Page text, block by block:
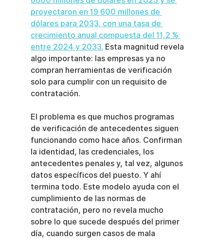
proyectaron en 19 600 millones de
dólares para 2033, con una tasa de
crecimiento anual compuesta del 11,2 %
entre 2024 y 2033. Esta magnitud revela
algo importante: las empresas ya no
compran herramientas de verificación
solo para cumplir con un requisito de
contratación.
El problema es que muchos programas
de verificación de antecedentes siguen
funcionando como hace años. Confirman
la identidad, las credenciales, los
antecedentes penales y, tal vez, algunos
datos específicos del puesto. Y ahí
termina todo. Este modelo ayuda con el
cumplimiento de las normas de
contratación, pero no revela mucho
sobre lo que sucede después del primer
día, cuando surgen casos de mala